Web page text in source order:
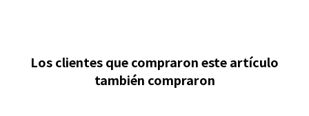
Los clientes que compraron este artículo
también compraron